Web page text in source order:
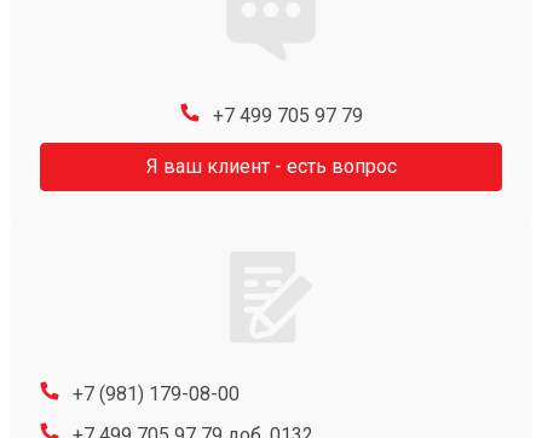
+7 499 705 97 79
Я ваш клиент - есть вопрос
+7 (981) 179-08-00